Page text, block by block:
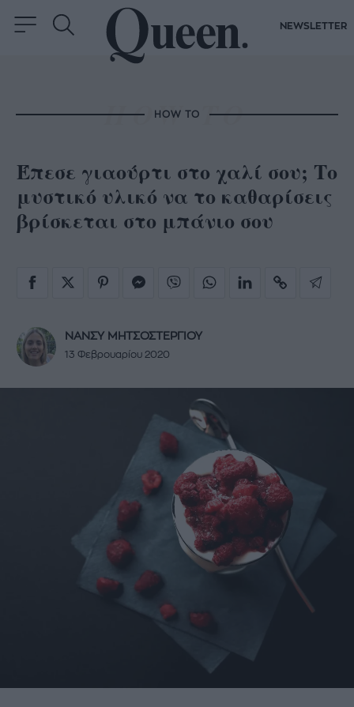
NEWSLETTER
HOW TO
Έπεσε γιαούρτι στο χαλί σου; Το
μυστικό υλικό να το καθαρίσεις
βρίσκεται στο μπάνιο σου
ΝΑΝΣΥ ΜΗΤΣΟΣΤΕΡΓΙΟΥ
13 Φεβρουαρίου 2020